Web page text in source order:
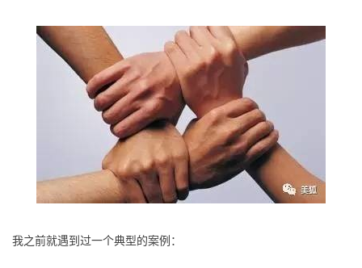
我之前就遇到过一个典型的案例：